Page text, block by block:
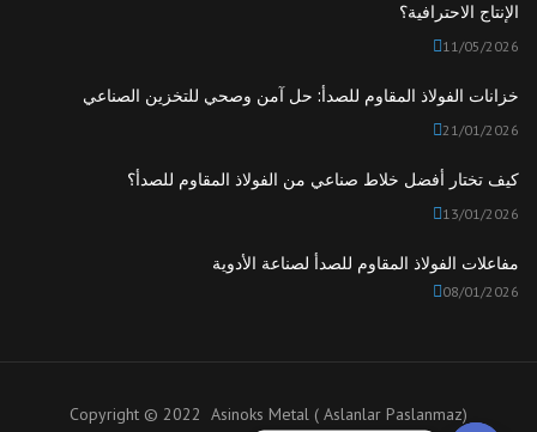
الإنتاج الاحترافية؟
11/05/2026
خزانات الفولاذ المقاوم للصدأ: حل آمن وصحي للتخزين الصناعي
21/01/2026
كيف تختار أفضل خلاط صناعي من الفولاذ المقاوم للصدأ؟
13/01/2026
مفاعلات الفولاذ المقاوم للصدأ لصناعة الأدوية
08/01/2026
Copyright © 2022 Asinoks Metal ( Aslanlar Paslanmaz)